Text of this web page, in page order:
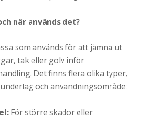
när används det?
som används för att jämna ut
tak eller golv inför
Det finns flera olika typer,
och användningsområde:
För större skador eller